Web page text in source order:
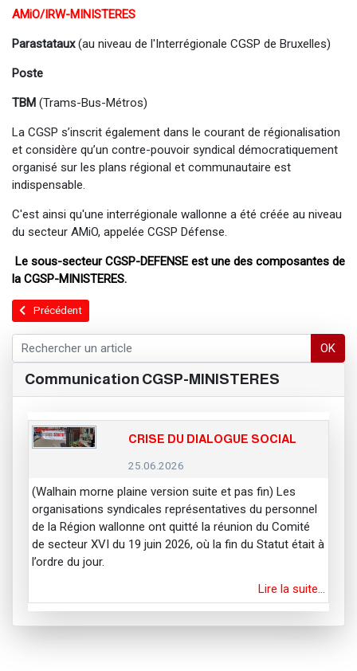
AMiO/IRW-MINISTERES
Parastataux(au niveau de l'Interrégionale CGSP de Bruxelles)
Poste
TBM (Trams-Bus-Métros)
La CGSP s’inscrit également dans le courant de régionalisation
et considère qu’un contre-pouvoir syndical démocratiquement
organisé sur les plans régional et communautaire est
indispensable.
C'est ainsi qu'une interrégionale wallonne a été créée au niveau
du secteur AMiO, appelée CGSP Défense.
Le sous-secteur CGSP-DEFENSE est une des composantes de
la CGSP-MINISTERES.
Article précédent : Coordinateurs CCB
Précédent
OK
Communication CGSP-MINISTERES
CRISE DU DIALOGUE SOCIAL
25.06.2026
(Walhain morne plaine version suite et pas fin) Les
organisations syndicales représentatives du personnel
de la Région wallonne ont quitté la réunion du Comité
de secteur XVI du 19 juin 2026, où la fin du Statut était à
l’ordre du jour.
Lire la suite…